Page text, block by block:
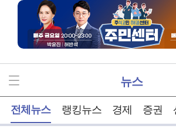
뉴스
전체뉴스 랭킹뉴스 경제 증권